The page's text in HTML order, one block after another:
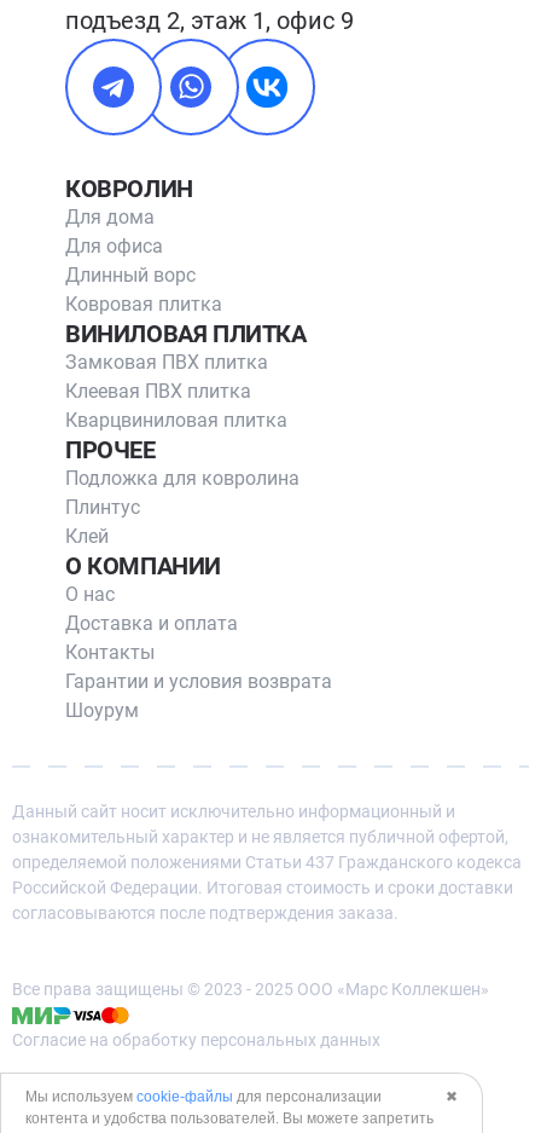
подъезд 2, этаж 1, офис 9
КОВРОЛИН
Для дома
Для офиса
Длинный ворс
Ковровая плитка
ВИНИЛОВАЯ ПЛИТКА
Замковая ПВХ плитка
Клеевая ПВХ плитка
Кварцвиниловая плитка
ПРОЧЕЕ
Подложка для ковролина
Плинтус
Клей
О КОМПАНИИ
О нас
Доставка и оплата
Контакты
Гарантии и условия возврата
Шоурум
Данный сайт носит исключительно информационный и
ознакомительный характер и не является публичной офертой,
определяемой положениями Статьи 437 Гражданского кодекса
Российской Федерации. Итоговая стоимость и сроки доставки
согласовываются после подтверждения заказа.
Все права защищены © 2023 - 2025 ООО «Марс Коллекшен»
Согласие на обработку персональных данных
Политика использования cookies
✖
Мы используем cookie-файлы для персонализации
контента и удобства пользователей. Вы можете запретить